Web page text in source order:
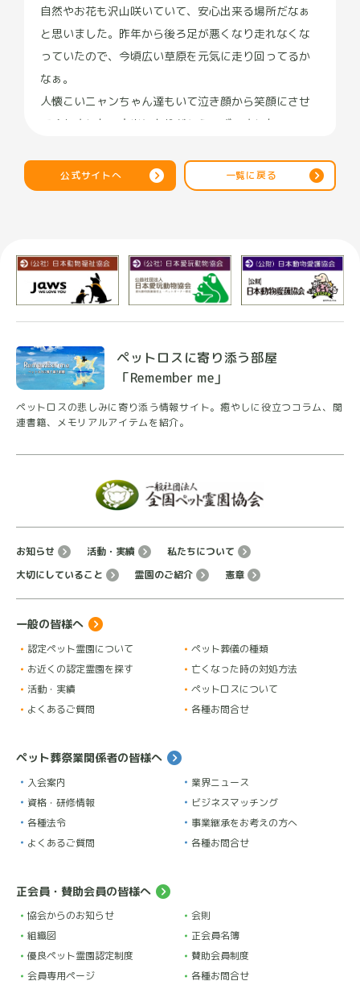
自然やお花も沢山咲いていて、安心出来る場所だなぁ
と思いました。昨年から後ろ足が悪くなり走れなくな
っていたので、今頃広い草原を元気に走り回ってるか
なぁ。
人懐こいニャンちゃん達もいて泣き顔から笑顔にさせ
てくれました。本当にありがとうございました。
_mi comedy lover
スタッフの方の電話対応、来店での対応がすごく丁寧
に優しくしていただき心身共に穏やかな気持ちになり
ました。待合室のグゥちゃんとの戯れも嬉しかったで
最後にここでお別れできて良かったです。
本当にありがとうございました。
愛猫がお世話になりました。
私が仰々しいのは苦手で、シンプルだけどとっても心
骨壷持ち込みOK、粉骨OKで価格も良心的でした。
看板猫ちゃんや保護猫ちゃん達に癒され、保護猫支援
もできる買物をしていたら待ち時間はあっという間で
した。
愛犬の時もお世話になりたいと思います。
この度はありがとうございました。
★★★★★ 10 か月前
17年間どんな時も一緒だった愛猫が旅立ち、先日火葬
していただきました。最初から最後まで丁寧に対応し
ない時間に問い合わせをさせていただきましたが、嫌
な感じ一つ見せず、静かに丁寧に対応してくださいま
ペット霊園の利用は初めてで、実は 1 つ前に問い合わ
公式サイトへ 一覧に戻る
ペットロスに寄り添う部屋
「Remember me」
ペットロスの悲しみに寄り添う情報サイト。癒やしに役立つコラム、関
連書籍、メモリアルアイテムを紹介。
お知らせ 活動・実績
私たちについて
大切にしていること
霊園のご紹介 憲章
一般の皆様へ
認定ペット霊園について
ペット葬儀の種類
お近くの認定霊園を探す
亡くなった時の対処方法
活動・実績
ペットロスについて
よくあるご質問
各種お問合せ
ペット葬祭業関係者の皆様へ
入会案内
業界ニュース
資格・研修情報
ビジネスマッチング
各種法令
事業継承をお考えの方へ
よくあるご質問
各種お問合せ
正会員・賛助会員の皆様へ
協会からのお知らせ
会則
組織図
正会員名簿
優良ペット霊園認定制度
賛助会員制度
会員専用ページ
各種お問合せ